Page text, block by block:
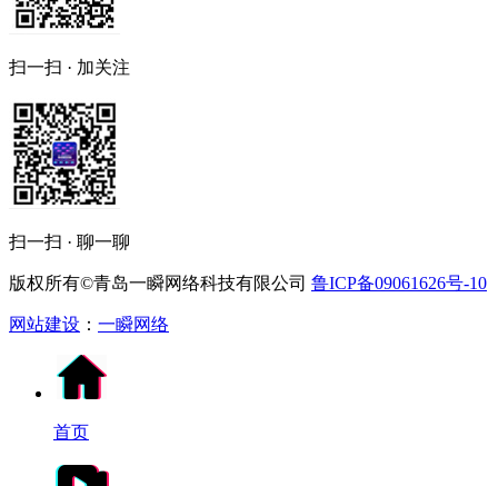
扫一扫 · 加关注
扫一扫 · 聊一聊
版权所有©青岛一瞬网络科技有限公司 鲁ICP备09061626号-10
网站建设 ： 一瞬网络
首页